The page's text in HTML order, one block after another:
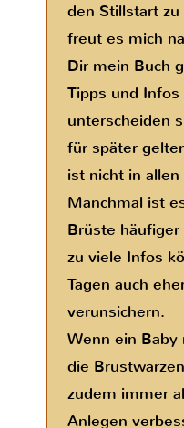
den Stillstart
freut es mich
Dir mein Buch
Tipps und Infos
unterscheiden
für später
ist nicht in
Manchmal ist
Brüste
zu viele Infos
Tagen auch
verunsichern.
Wenn ein
die
zudem immer
Anlegen